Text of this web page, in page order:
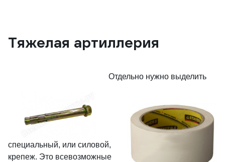
Тяжелая артиллерия
Отдельно нужно выделить
специальный, или силовой,
крепеж. Это всевозможные